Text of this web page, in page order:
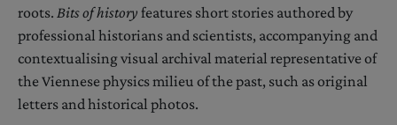
roots. Bits of history features short stories authored by
professional historians and scientists, accompanying and
contextualising visual archival material representative of
the Viennese physics milieu of the past, such as original
letters and historical photos.